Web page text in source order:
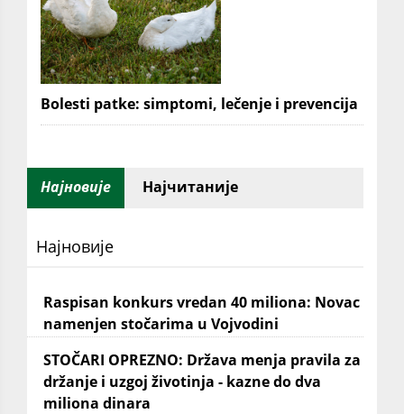
Bolesti patke: simptomi, lečenje i prevencija
Најновије Најчитаније
Најновије
Raspisan konkurs vredan 40 miliona: Novac
namenjen stočarima u Vojvodini
STOČARI OPREZNO: Država menja pravila za
držanje i uzgoj životinja - kazne do dva
miliona dinara